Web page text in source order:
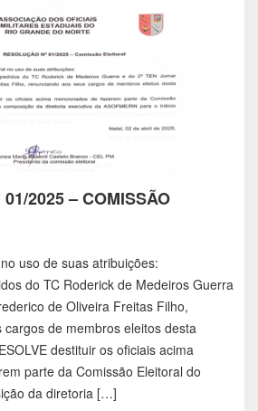
2025 – COMISSÃO
uso de suas atribuições:
do TC Roderick de Medeiros Guerra
de Oliveira Freitas Filho,
de membros eleitos desta
destituir os oficiais acima
parte da Comissão Eleitoral do
da diretoria […]